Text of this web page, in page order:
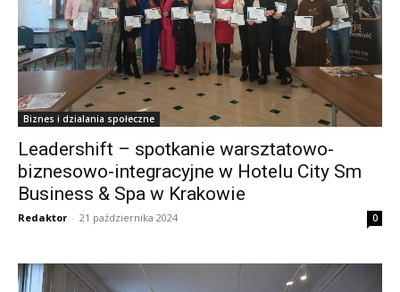
Biznes i dzialania społeczne
Leadershift – spotkanie warsztatowo-
biznesowo-integracyjne w Hotelu City Sm
Business & Spa w Krakowie
Redaktor - 21 października 2024 0